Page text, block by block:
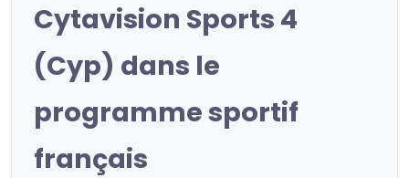
Cytavision Sports 4
(Cyp) dans le
programme sportif
français